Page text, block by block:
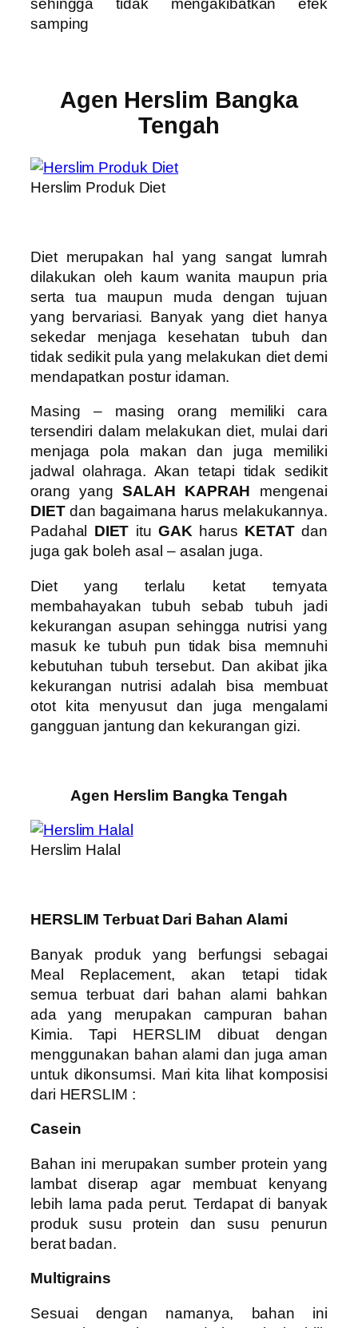
sehingga tidak mengakibatkan efek
samping
Agen Herslim Bangka
Tengah
Herslim Produk Diet
Diet merupakan hal yang sangat lumrah
dilakukan oleh kaum wanita maupun pria
serta tua maupun muda dengan tujuan
yang bervariasi. Banyak yang diet hanya
sekedar menjaga kesehatan tubuh dan
tidak sedikit pula yang melakukan diet demi
mendapatkan postur idaman.
Masing – masing orang memiliki cara
tersendiri dalam melakukan diet, mulai dari
menjaga pola makan dan juga memiliki
jadwal olahraga. Akan tetapi tidak sedikit
orang yang SALAH KAPRAH mengenai
DIETdan bagaimana harus melakukannya.
Padahal DIET ituGAKharus KETATdan
juga gak boleh asal – asalan juga.
Diet yang terlalu ketat ternyata
membahayakan tubuh sebab tubuh jadi
kekurangan asupan sehingga nutrisi yang
masuk ke tubuh pun tidak bisa memnuhi
kebutuhan tubuh tersebut. Dan akibat jika
kekurangan nutrisi adalah bisa membuat
otot kita menyusut dan juga mengalami
gangguan jantung dan kekurangan gizi.
Agen Herslim Bangka Tengah
Herslim Halal
HERSLIM Terbuat Dari Bahan Alami
Banyak produk yang berfungsi sebagai
Meal Replacement, akan tetapi tidak
semua terbuat dari bahan alami bahkan
ada yang merupakan campuran bahan
Kimia. Tapi HERSLIM dibuat dengan
menggunakan bahan alami dan juga aman
untuk dikonsumsi. Mari kita lihat komposisi
dari HERSLIM :
Casein
Bahan ini merupakan sumber protein yang
lambat diserap agar membuat kenyang
lebih lama pada perut. Terdapat di banyak
produk susu protein dan susu penurun
berat badan.
Multigrains
Sesuai dengan namanya, bahan ini